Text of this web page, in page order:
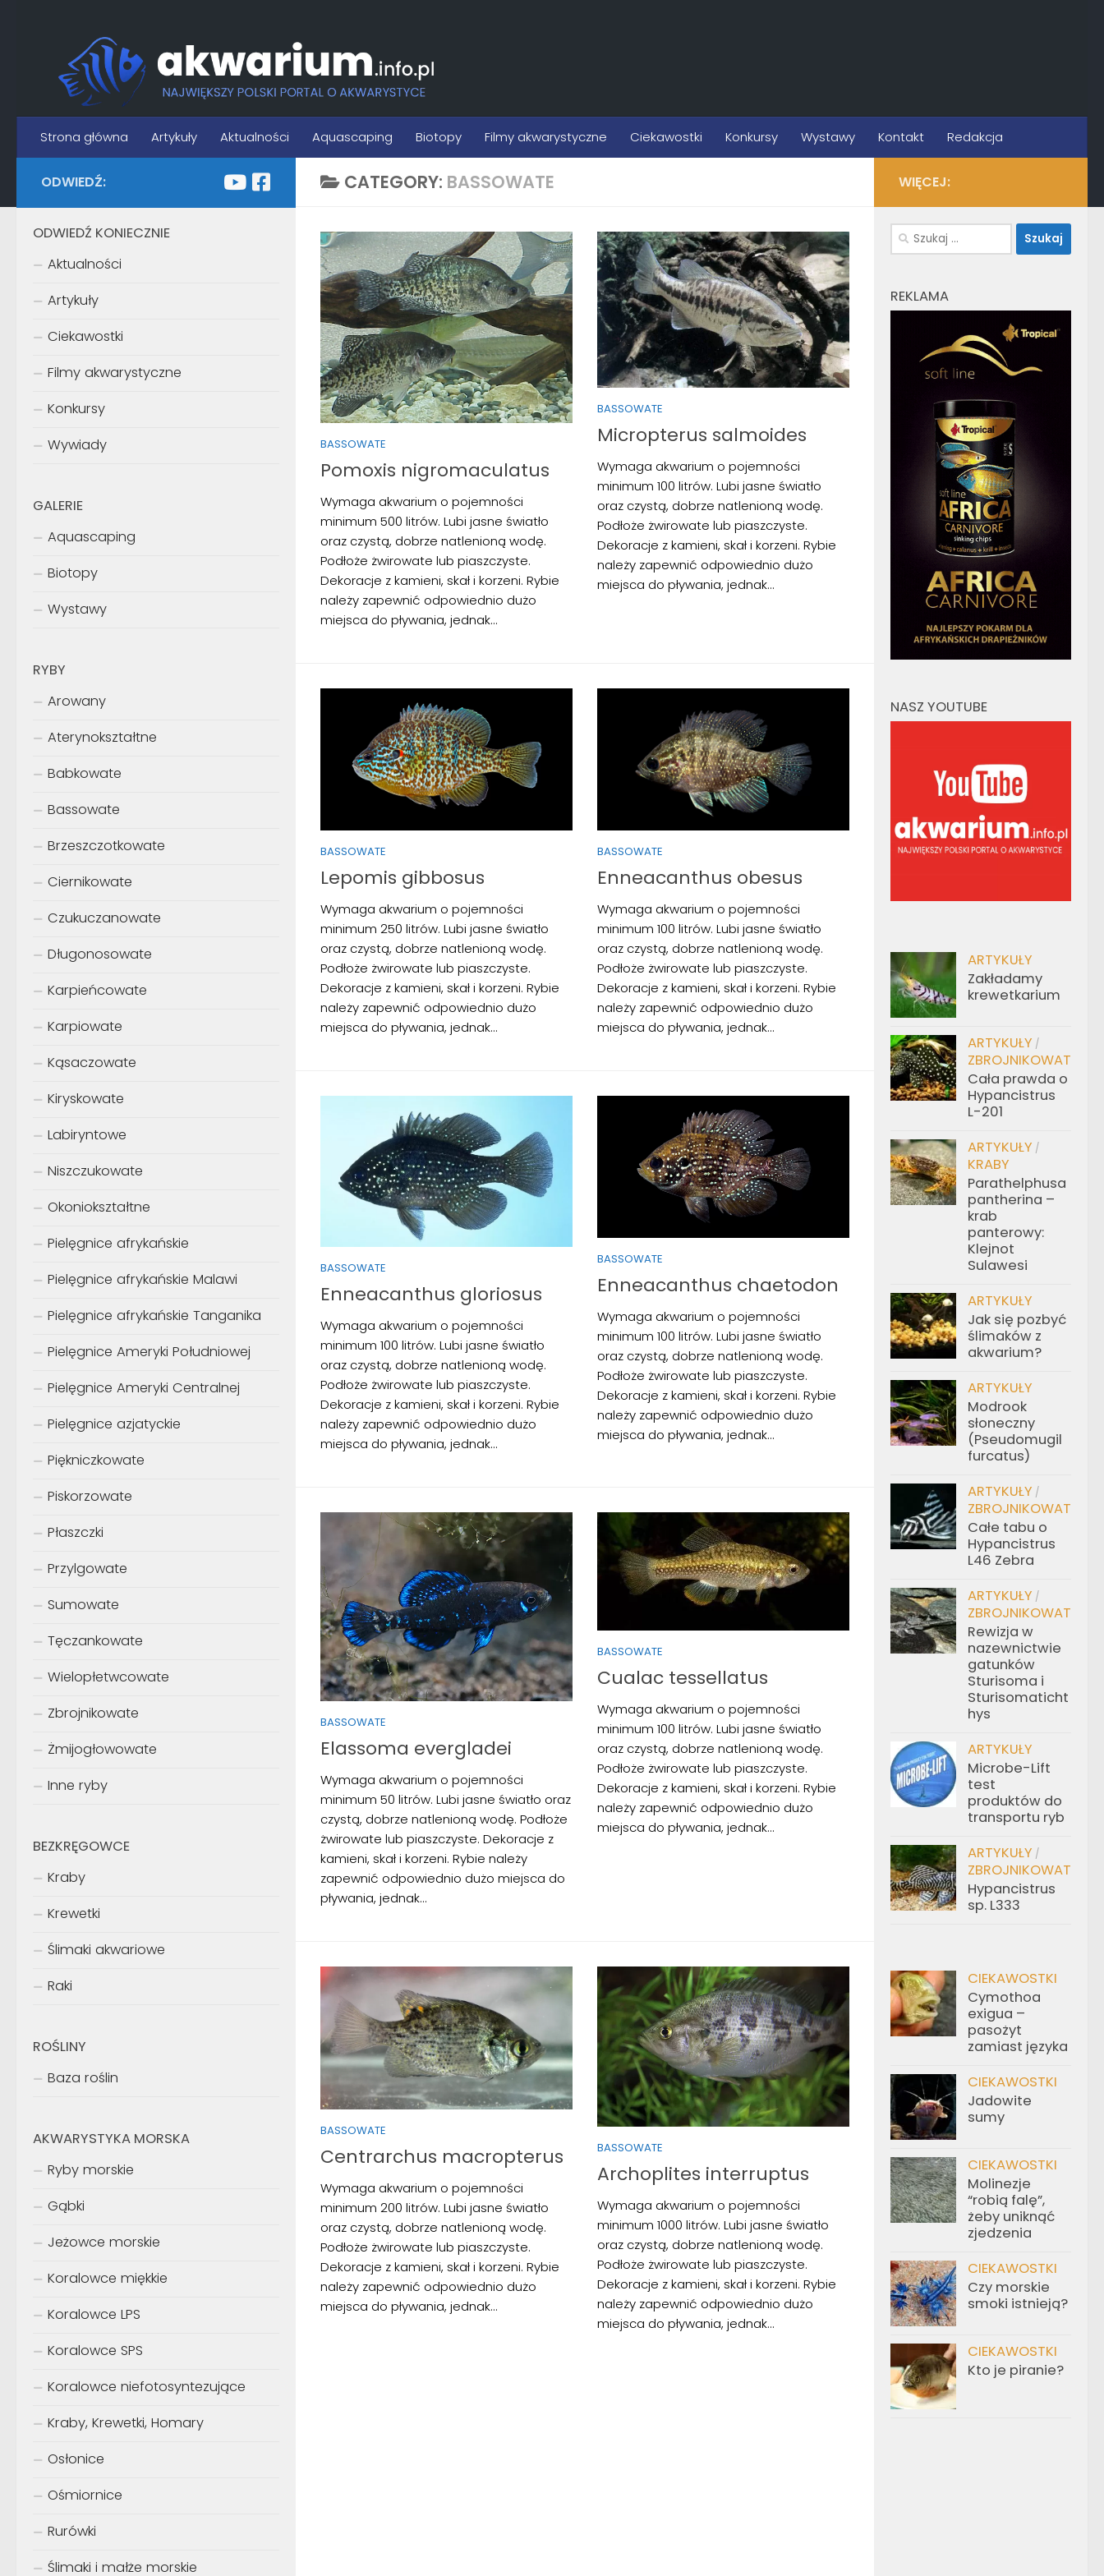
Strona główna Artykuły Aktualności Aquascaping Biotopy Filmy akwarystyczne Ciekawostki Konkursy Wystawy Kontakt Redakcja
CATEGORY: BASSOWATE
BASSOWATE
Pomoxis nigromaculatus
Wymaga akwarium o pojemności
minimum 500 litrów. Lubi jasne światło
oraz czystą, dobrze natlenioną wodę.
Podłoże żwirowate lub piaszczyste.
Dekoracje z kamieni, skał i korzeni. Rybie
należy zapewnić odpowiednio dużo
miejsca do pływania, jednak...
BASSOWATE
Micropterus salmoides
Wymaga akwarium o pojemności
minimum 100 litrów. Lubi jasne światło
oraz czystą, dobrze natlenioną wodę.
Podłoże żwirowate lub piaszczyste.
Dekoracje z kamieni, skał i korzeni. Rybie
należy zapewnić odpowiednio dużo
miejsca do pływania, jednak...
BASSOWATE
Lepomis gibbosus
Wymaga akwarium o pojemności
minimum 250 litrów. Lubi jasne światło
oraz czystą, dobrze natlenioną wodę.
Podłoże żwirowate lub piaszczyste.
Dekoracje z kamieni, skał i korzeni. Rybie
należy zapewnić odpowiednio dużo
miejsca do pływania, jednak...
BASSOWATE
Enneacanthus obesus
Wymaga akwarium o pojemności
minimum 100 litrów. Lubi jasne światło
oraz czystą, dobrze natlenioną wodę.
Podłoże żwirowate lub piaszczyste.
Dekoracje z kamieni, skał i korzeni. Rybie
należy zapewnić odpowiednio dużo
miejsca do pływania, jednak...
BASSOWATE
Enneacanthus gloriosus
Wymaga akwarium o pojemności
minimum 100 litrów. Lubi jasne światło
oraz czystą, dobrze natlenioną wodę.
Podłoże żwirowate lub piaszczyste.
Dekoracje z kamieni, skał i korzeni. Rybie
należy zapewnić odpowiednio dużo
miejsca do pływania, jednak...
BASSOWATE
Enneacanthus chaetodon
Wymaga akwarium o pojemności
minimum 100 litrów. Lubi jasne światło
oraz czystą, dobrze natlenioną wodę.
Podłoże żwirowate lub piaszczyste.
Dekoracje z kamieni, skał i korzeni. Rybie
należy zapewnić odpowiednio dużo
miejsca do pływania, jednak...
BASSOWATE
Elassoma evergladei
Wymaga akwarium o pojemności
minimum 50 litrów. Lubi jasne światło oraz
czystą, dobrze natlenioną wodę. Podłoże
żwirowate lub piaszczyste. Dekoracje z
kamieni, skał i korzeni. Rybie należy
zapewnić odpowiednio dużo miejsca do
pływania, jednak...
BASSOWATE
Cualac tessellatus
Wymaga akwarium o pojemności
minimum 100 litrów. Lubi jasne światło
oraz czystą, dobrze natlenioną wodę.
Podłoże żwirowate lub piaszczyste.
Dekoracje z kamieni, skał i korzeni. Rybie
należy zapewnić odpowiednio dużo
miejsca do pływania, jednak...
BASSOWATE
Centrarchus macropterus
Wymaga akwarium o pojemności
minimum 200 litrów. Lubi jasne światło
oraz czystą, dobrze natlenioną wodę.
Podłoże żwirowate lub piaszczyste.
Dekoracje z kamieni, skał i korzeni. Rybie
należy zapewnić odpowiednio dużo
miejsca do pływania, jednak...
BASSOWATE
Archoplites interruptus
Wymaga akwarium o pojemności
minimum 1000 litrów. Lubi jasne światło
oraz czystą, dobrze natlenioną wodę.
Podłoże żwirowate lub piaszczyste.
Dekoracje z kamieni, skał i korzeni. Rybie
należy zapewnić odpowiednio dużo
miejsca do pływania, jednak...
ODWIEDŹ:
ODWIEDŹ KONIECZNIE
Aktualności
Artykuły
Ciekawostki
Filmy akwarystyczne
Konkursy
Wywiady
GALERIE
Aquascaping
Biotopy
Wystawy
RYBY
Arowany
Aterynokształtne
Babkowate
Bassowate
Brzeszczotkowate
Ciernikowate
Czukuczanowate
Długonosowate
Karpieńcowate
Karpiowate
Kąsaczowate
Kiryskowate
Labiryntowe
Niszczukowate
Okoniokształtne
Pielęgnice afrykańskie
Pielęgnice afrykańskie Malawi
Pielęgnice afrykańskie Tanganika
Pielęgnice Ameryki Południowej
Pielęgnice Ameryki Centralnej
Pielęgnice azjatyckie
Piękniczkowate
Piskorzowate
Płaszczki
Przylgowate
Sumowate
Tęczankowate
Wielopłetwcowate
Zbrojnikowate
Żmijogłowowate
Inne ryby
BEZKRĘGOWCE
Kraby
Krewetki
Ślimaki akwariowe
Raki
ROŚLINY
Baza roślin
AKWARYSTYKA MORSKA
Ryby morskie
Gąbki
Jeżowce morskie
Koralowce miękkie
Koralowce LPS
Koralowce SPS
Koralowce niefotosyntezujące
Kraby, Krewetki, Homary
Osłonice
Ośmiornice
Rurówki
Ślimaki i małże morskie
WIĘCEJ:
Szukaj:
REKLAMA
NASZ YOUTUBE
ARTYKUŁY
Zakładamy
krewetkarium
ARTYKUŁY /
ZBROJNIKOWATE
Cała prawda o
Hypancistrus
L-201
ARTYKUŁY /
KRABY
Parathelphusa
pantherina –
krab
panterowy:
Klejnot
Sulawesi
ARTYKUŁY
Jak się pozbyć
ślimaków z
akwarium?
ARTYKUŁY
Modrook
słoneczny
(Pseudomugil
furcatus)
ARTYKUŁY /
ZBROJNIKOWATE
Całe tabu o
Hypancistrus
L46 Zebra
ARTYKUŁY /
ZBROJNIKOWATE
Rewizja w
nazewnictwie
gatunków
Sturisoma i
Sturisomaticht
hys
ARTYKUŁY
Microbe-Lift
test
produktów do
transportu ryb
ARTYKUŁY /
ZBROJNIKOWATE
Hypancistrus
sp. L333
CIEKAWOSTKI
Cymothoa
exigua –
pasożyt
zamiast języka
CIEKAWOSTKI
Jadowite
sumy
CIEKAWOSTKI
Molinezje
“robią falę”,
żeby uniknąć
zjedzenia
CIEKAWOSTKI
Czy morskie
smoki istnieją?
CIEKAWOSTKI
Kto je piranie?